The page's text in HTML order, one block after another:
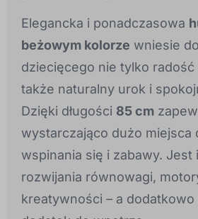
Elegancka i ponadczasowa
beżowym kolorze wniesie
dziecięcego nie tylko radość
także naturalny urok i
Dzięki długości 85 cm
wystarczająco dużo miejsca
wspinania się i zabawy. Jest
rozwijania równowagi,
kreatywności – a